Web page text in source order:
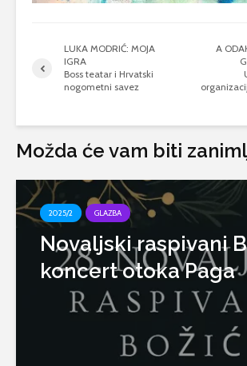
LUKA MODRIĆ: MOJA
IGRA
Boss teatar i Hrvatski
nogometni savez
A
Možda će vam biti
2025/2 GLAZBA
Novaljski raspivani
koncert otoka Paga